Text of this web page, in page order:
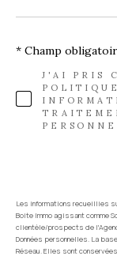
J'AI PRIS
* Champ
Les informations recueillies
Boite Immo agissant comme
clientèle/prospects de
Données personnelles. La
Réseau. Elles sont